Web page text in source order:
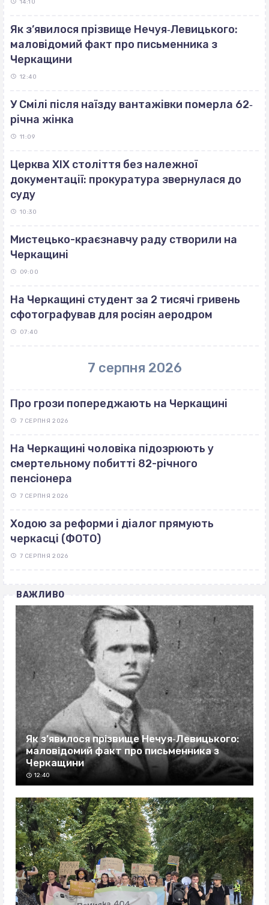
14:10
Як з’явилося прізвище Нечуя‐Левицького:
маловідомий факт про письменника з
Черкащини
12:40
У Смілі після наїзду вантажівки померла 62‐
річна жінка
11:09
Церква ХІХ століття без належної
документації: прокуратура звернулася до
суду
10:30
Мистецько-краєзнавчу раду створили на
Черкащині
09:00
На Черкащині студент за 2 тисячі гривень
сфотографував для росіян аеродром
07:40
7 серпня 2026
Про грози попереджають на Черкащині
7 СЕРПНЯ 2026
На Черкащині чоловіка підозрюють у
смертельному побитті 82-річного
пенсіонера
7 СЕРПНЯ 2026
Ходою за реформи і діалог прямують
черкасці (ФОТО)
7 СЕРПНЯ 2026
ВАЖЛИВО
Як з’явилося прізвище Нечуя‐Левицького:
маловідомий факт про письменника з
Черкащини
12:40